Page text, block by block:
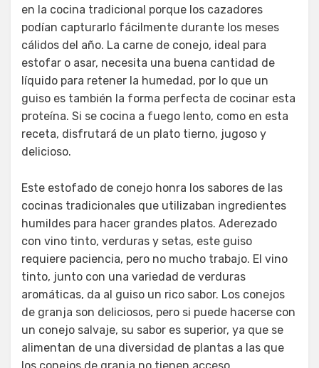
en la cocina tradicional porque los cazadores
podían capturarlo fácilmente durante los meses
cálidos del año. La carne de conejo, ideal para
estofar o asar, necesita una buena cantidad de
líquido para retener la humedad, por lo que un
guiso es también la forma perfecta de cocinar esta
proteína. Si se cocina a fuego lento, como en esta
receta, disfrutará de un plato tierno, jugoso y
delicioso.
Este estofado de conejo honra los sabores de las
cocinas tradicionales que utilizaban ingredientes
humildes para hacer grandes platos. Aderezado
con vino tinto, verduras y setas, este guiso
requiere paciencia, pero no mucho trabajo. El vino
tinto, junto con una variedad de verduras
aromáticas, da al guiso un rico sabor. Los conejos
de granja son deliciosos, pero si puede hacerse con
un conejo salvaje, su sabor es superior, ya que se
alimentan de una diversidad de plantas a las que